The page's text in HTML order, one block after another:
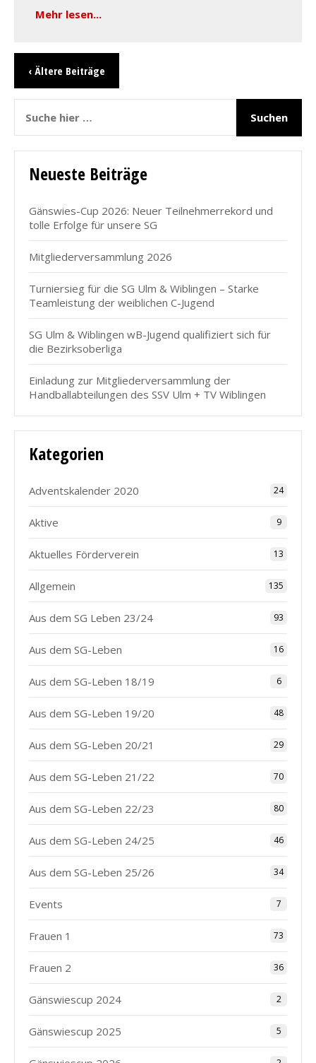
Mehr lesen...
‹ Ältere Beiträge
Neueste Beiträge
Gänswies-Cup 2026: Neuer Teilnehmerrekord und
tolle Erfolge für unsere SG
Mitgliederversammlung 2026
Turniersieg für die SG Ulm & Wiblingen – Starke
Teamleistung der weiblichen C-Jugend
SG Ulm & Wiblingen wB-Jugend qualifiziert sich für
die Bezirksoberliga
Einladung zur Mitgliederversammlung der
Handballabteilungen des SSV Ulm + TV Wiblingen
Kategorien
Adventskalender 2020 24
Aktive 9
Aktuelles Förderverein 13
Allgemein 135
Aus dem SG Leben 23/24 93
Aus dem SG-Leben 16
Aus dem SG-Leben 18/19 6
Aus dem SG-Leben 19/20 48
Aus dem SG-Leben 20/21 29
Aus dem SG-Leben 21/22 70
Aus dem SG-Leben 22/23 80
Aus dem SG-Leben 24/25 46
Aus dem SG-Leben 25/26 34
Events 7
Frauen 1 73
Frauen 2 36
Gänswiescup 2024 2
Gänswiescup 2025 5